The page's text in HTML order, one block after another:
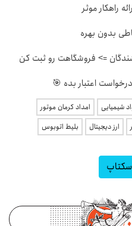
راهکار موثر
بدون بهره
اعتبار بده 🎯
شیمیایی
امداد کرمان موتور
ارز دیجیتال بلیط اتوبوس